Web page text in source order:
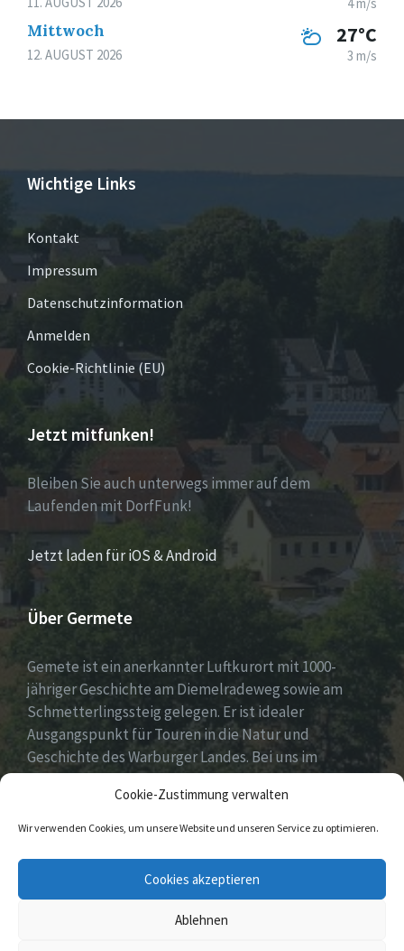
Cookie-Zustimmung verwalten
Wir verwenden Cookies, um unsere Website und unseren Service zu optimieren.
Cookies akzeptieren
Ablehnen
Mittwoch
12. AUGUST 2026
27°C
3 m/s
Wichtige Links
Kontakt
Impressum
Datenschutzinformation
Anmelden
Cookie-Richtlinie (EU)
Jetzt mitfunken!
Bleiben Sie auch unterwegs immer auf dem
Laufenden mit DorfFunk!
Jetzt laden für iOS & Android
Über Germete
Gemete ist ein anerkannter Luftkurort mit 1000-
jähriger Geschichte am Diemelradeweg sowie am
Schmetterlingssteig gelegen. Er ist idealer
Ausgangspunkt für Touren in die Natur und
Geschichte des Warburger Landes. Bei uns im
Diemeltal gibt es ein buntes Dorfleben und viel
ehrenamtliches Engagement.
Facebook